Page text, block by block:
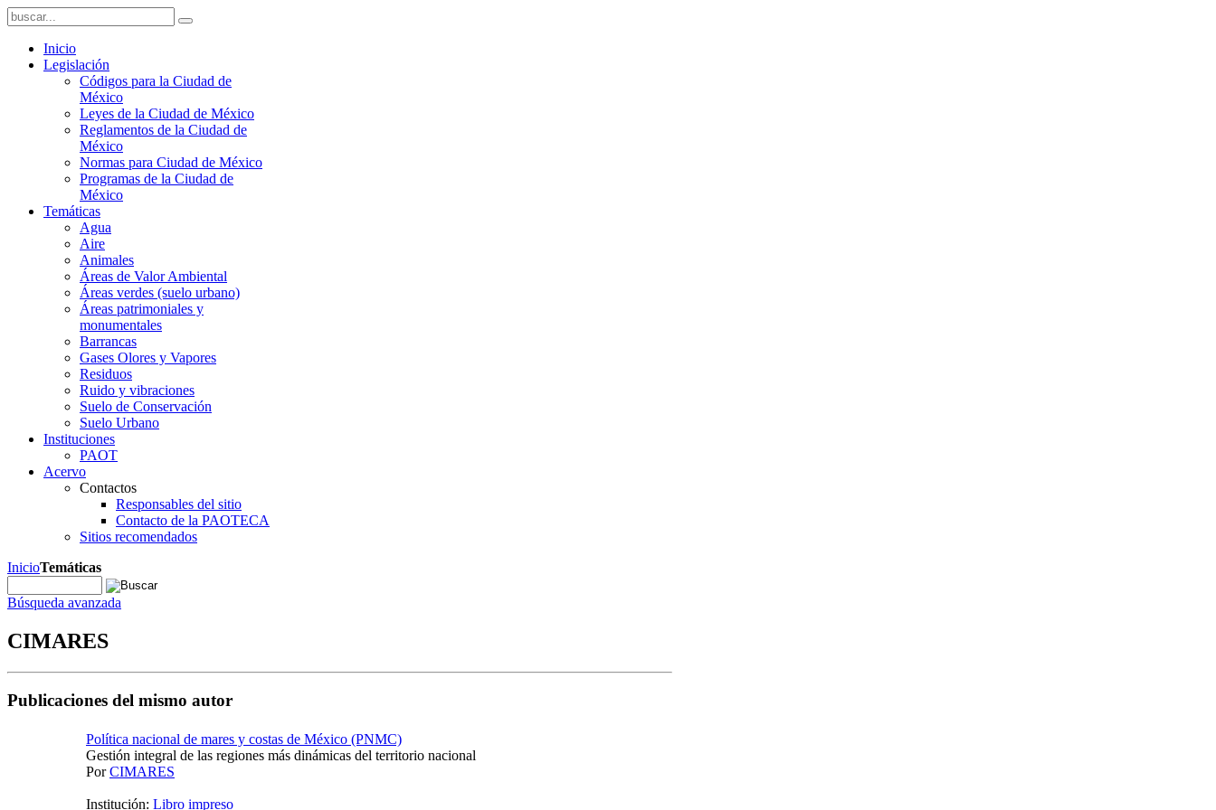
Inicio
Legislación
Códigos para la Ciudad de
México
Leyes de la Ciudad de México
Reglamentos de la Ciudad de
México
Normas para Ciudad de México
Programas de la Ciudad de
México
Temáticas
Agua
Aire
Animales
Áreas de Valor Ambiental
Áreas verdes (suelo urbano)
Áreas patrimoniales y
monumentales
Barrancas
Gases Olores y Vapores
Residuos
Ruido y vibraciones
Suelo de Conservación
Suelo Urbano
Instituciones
PAOT
Acervo
Contactos
Responsables del sitio
Contacto de la PAOTECA
Sitios recomendados
InicioTemáticas
Búsqueda avanzada
CIMARES
Publicaciones del mismo autor
Política nacional de mares y costas de México (PNMC)
Gestión integral de las regiones más dinámicas del territorio nacional
PorCIMARES
Institución: Libro impreso